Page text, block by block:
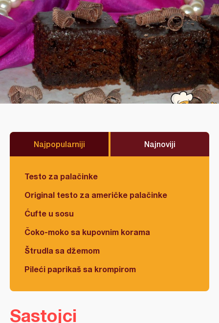
Najpopularniji Najnoviji
Testo za palačinke
Original testo za američke palačinke
Ćufte u sosu
Čoko-moko sa kupovnim korama
Štrudla sa džemom
Pileći paprikaš sa krompirom
Sastojci